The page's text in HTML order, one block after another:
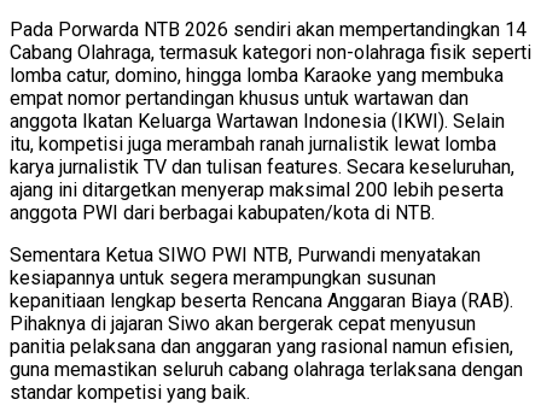
Pada Porwarda NTB 2026 sendiri akan mempertandingkan 14
Cabang Olahraga, termasuk kategori non-olahraga fisik seperti
lomba catur, domino, hingga lomba Karaoke yang membuka
empat nomor pertandingan khusus untuk wartawan dan
anggota Ikatan Keluarga Wartawan Indonesia (IKWI). Selain
itu, kompetisi juga merambah ranah jurnalistik lewat lomba
karya jurnalistik TV dan tulisan features. Secara keseluruhan,
ajang ini ditargetkan menyerap maksimal 200 lebih peserta
anggota PWI dari berbagai kabupaten/kota di NTB.
Sementara Ketua SIWO PWI NTB, Purwandi menyatakan
kesiapannya untuk segera merampungkan susunan
kepanitiaan lengkap beserta Rencana Anggaran Biaya (RAB).
Pihaknya di jajaran Siwo akan bergerak cepat menyusun
panitia pelaksana dan anggaran yang rasional namun efisien,
guna memastikan seluruh cabang olahraga terlaksana dengan
standar kompetisi yang baik.